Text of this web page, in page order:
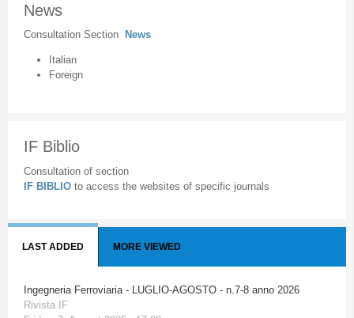
News
Consultation Section News
Italian
Foreign
IF Biblio
Consultation of section
IF BIBLIO to access the websites of specific journals
LAST ADDED MORE VIEWED
Ingegneria Ferroviaria - LUGLIO-AGOSTO - n.7-8 anno 2026
Rivista IF